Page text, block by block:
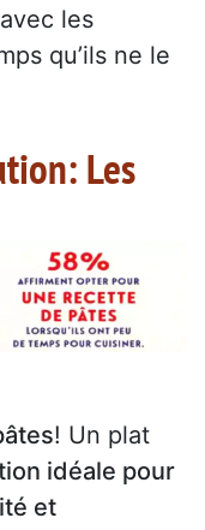
les
qu’ils ne le
Les
! Un plat
idéale pour
et